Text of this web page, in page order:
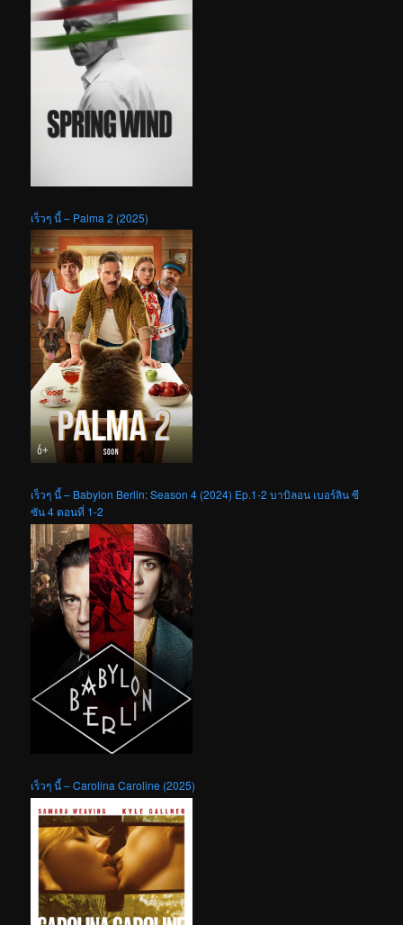
เร็วๆ นี้ – Palma 2 (2025)
เร็วๆ นี้ – Babylon Berlin: Season 4 (2024) Ep.1-2 บาบิลอน เบอร์ลิน ซี
ซัน 4 ตอนที่ 1-2
เร็วๆ นี้ – Carolina Caroline (2025)